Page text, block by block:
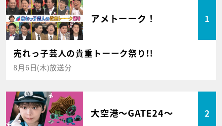
アメトーーク！ 1
売れっ子芸人の貴重トーーク祭り!!
8月6日(木)放送分
大空港～GATE24～ 2